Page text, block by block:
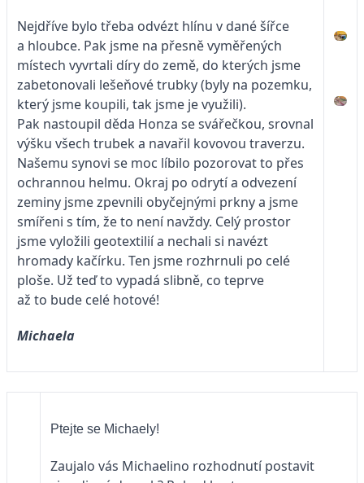
Nejdříve bylo třeba odvézt hlínu v dané šířce
a hloubce. Pak jsme na přesně vyměřených
místech vyvrtali díry do země, do kterých jsme
zabetonovali lešeňové trubky (byly na pozemku,
který jsme koupili, tak jsme je využili).
Pak nastoupil děda Honza se svářečkou, srovnal
výšku všech trubek a navařil kovovou traverzu.
Našemu synovi se moc líbilo pozorovat to přes
ochrannou helmu. Okraj po odrytí a odvezení
zeminy jsme zpevnili obyčejnými prkny a jsme
smířeni s tím, že to není navždy. Celý prostor
jsme vyložili geotextilií a nechali si navézt
hromady kačírku. Ten jsme rozhrnuli po celé
ploše. Už teď to vypadá slibně, co teprve
až to bude celé hotové!
Michaela
Ptejte se Michaely!
Zaujalo vás Michaelino rozhodnutí postavit